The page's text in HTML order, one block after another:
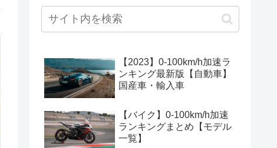
【2023】0-100km/h加速ラ
ンキング最新版【自動車】
国産車・輸入車
【バイク】0-100km/h加速
ランキングまとめ【モデル
一覧】